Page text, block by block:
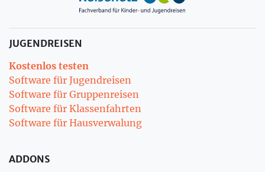
JUGENDREISEN
Kostenlos testen
Software für Jugendreisen
Software für Gruppenreisen
Software für Klassenfahrten
Software für Hausverwalung
ADDONS